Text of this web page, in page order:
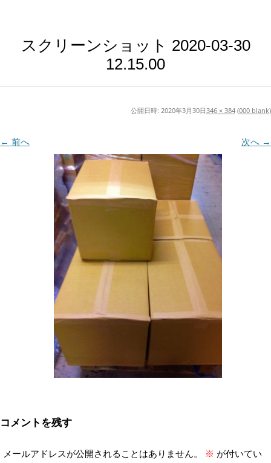
スクリーンショット 2020-03-30
12.15.00
公開日時: 2020年3月30日346 × 384 (000 blank)
← 前へ 次へ →
コメントを残す
メールアドレスが公開されることはありません。 ※ が付いてい